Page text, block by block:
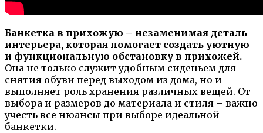
Банкетка в прихожую – незаменимая деталь
интерьера, которая помогает создать уютную
и функциональную обстановку в прихожей.
Она не только служит удобным сиденьем для
снятия обуви перед выходом из дома, но и
выполняет роль хранения различных вещей. От
выбора и размеров до материала и стиля – важно
учесть все нюансы при выборе идеальной
банкетки.